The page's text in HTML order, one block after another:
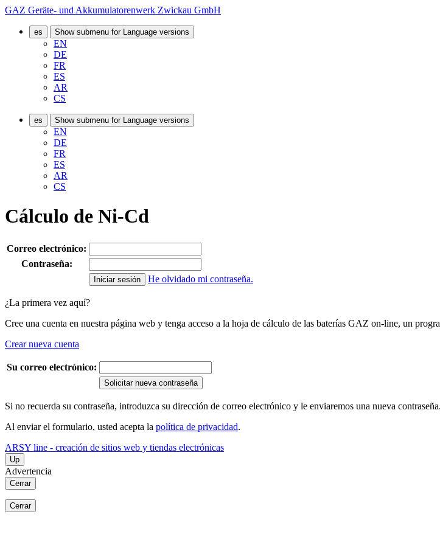
GAZ Geräte- und Akkumulatorenwerk Zwickau GmbH
es Show submenu for Language versions
EN
DE
FR
ES
AR
CS
es Show submenu for Language versions
EN
DE
FR
ES
AR
CS
Cálculo de Ni-Cd
Correo electrónico:
Contraseña:
He olvidado mi contraseña.
¿La primera vez aquí?
Cree una cuenta en nuestra página web y tenga acceso a la hoja de cálculo de las baterías GAZ on-line, un
Crear nueva cuenta
Su correo electrónico:
Solicitar nueva contraseña
Si no recuerda su contraseña, introduzca su dirección de correo electrónico y le enviaremos una nueva contraseña.
Al enviar el formulario, usted acepta la política de privacidad.
ARSY line - creación de sitios web y tiendas electrónicas
Up
Advertencia
Cerrar
Cerrar